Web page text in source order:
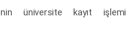
üniversite kayıt işlemi